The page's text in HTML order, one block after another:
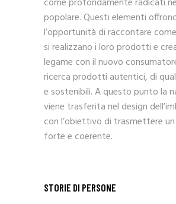
come profondamente radicati
popolare. Questi elementi
l’opportunità di raccontare
si realizzano i loro prodotti e
legame con il nuovo
ricerca prodotti autentici, di
e sostenibili. A questo punto la
viene trasferita nel design
con l’obiettivo di trasmettere
forte e coerente.
STORIE DI PERSONE